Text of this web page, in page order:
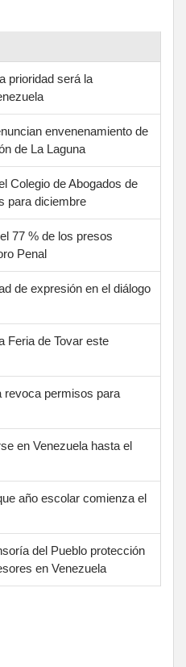
prioridad será la
envenenamiento de
de La Laguna
Colegio de Abogados de
para diciembre
77 % de los presos
Penal
de expresión en el diálogo
Feria de Tovar este
revoca permisos para
en Venezuela hasta el
año escolar comienza el
del Pueblo protección
en Venezuela